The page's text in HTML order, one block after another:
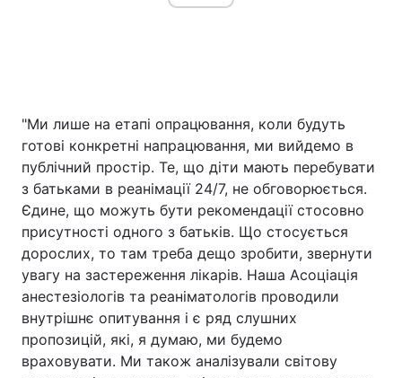
"Ми лише на етапі опрацювання, коли будуть
готові конкретні напрацювання, ми вийдемо в
публічний простір. Те, що діти мають перебувати
з батьками в реанімації 24/7, не обговорюється.
Єдине, що можуть бути рекомендації стосовно
присутності одного з батьків. Що стосується
дорослих, то там треба дещо зробити, звернути
увагу на застереження лікарів. Наша Асоціація
анестезіологів та реаніматологів проводили
внутрішнє опитування і є ряд слушних
пропозицій, які, я думаю, ми будемо
враховувати. Ми також аналізували світову